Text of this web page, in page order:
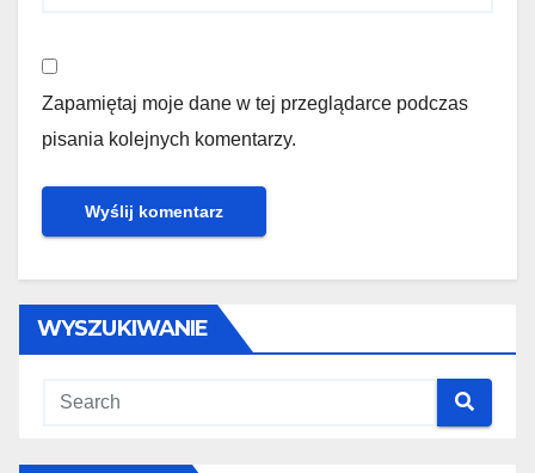
Zapamiętaj moje dane w tej przeglądarce podczas
pisania kolejnych komentarzy.
WYSZUKIWANIE